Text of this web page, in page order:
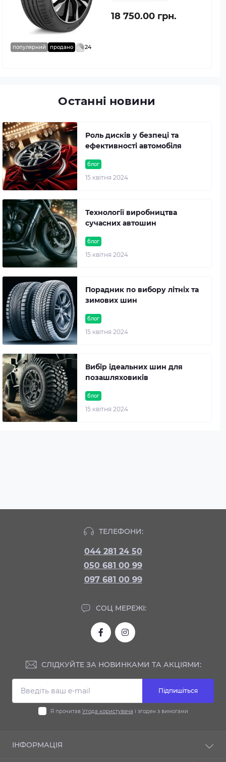
популярний продано 24
18 750.00 грн.
Останні новини
блог
15 квітня 2024
Роль дисків у безпеці та
ефективності автомобіля
блог
15 квітня 2024
Технології виробництва
сучасних автошин
блог
15 квітня 2024
Порадник по вибору літніх та
зимових шин
блог
15 квітня 2024
Вибір ідеальних шин для
позашляховиків
ТЕЛЕФОНИ:
044 281 24 50
050 681 00 99
097 681 00 99
СОЦ МЕРЕЖІ:
СЛІДКУЙТЕ ЗА НОВИНКАМИ ТА АКЦІЯМИ:
Підпишіться
Я прочитав Угода користувача і згоден з вимогами
ІНФОРМАЦІЯ